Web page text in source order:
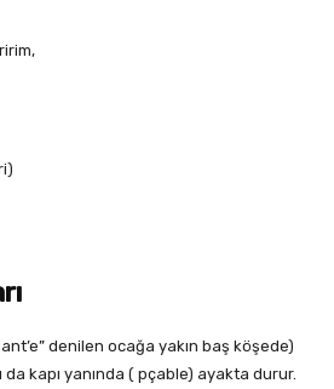
denilen ocağa yakın baş köşede)
kapı yanında ( pçable) ayakta durur.